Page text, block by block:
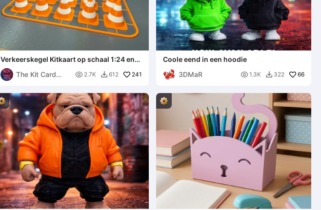
Verkeerskegel Kitkaart op schaal 1:24 en
1:18
The Kit Card
 2.7K  612 241
Coole eend in een hoodie
3DMaR
 1.3K  322 66